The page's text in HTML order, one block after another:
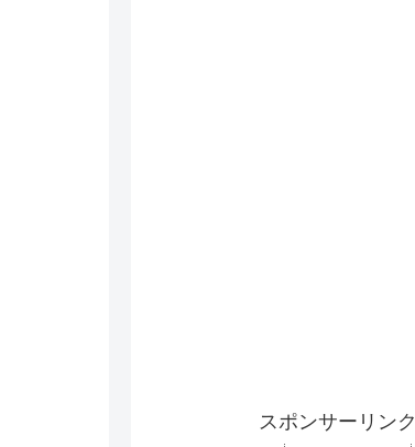
スポンサーリンク